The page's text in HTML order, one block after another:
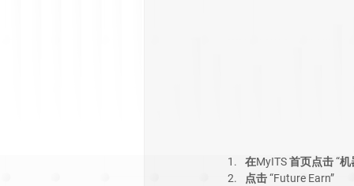
在MyITS 首页点击 “机
点击 “Future Earn”